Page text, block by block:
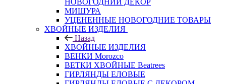
НОВОГОДНИЙ ДЕКОР
МИШУРА
УЦЕНЕННЫЕ НОВОГОДНИЕ ТОВАРЫ
ХВОЙНЫЕ ИЗДЕЛИЯ
Назад
ХВОЙНЫЕ ИЗДЕЛИЯ
ВЕНКИ Morozco
ВЕТКИ ХВОЙНЫЕ Beatrees
ГИРЛЯНДЫ ЕЛОВЫЕ